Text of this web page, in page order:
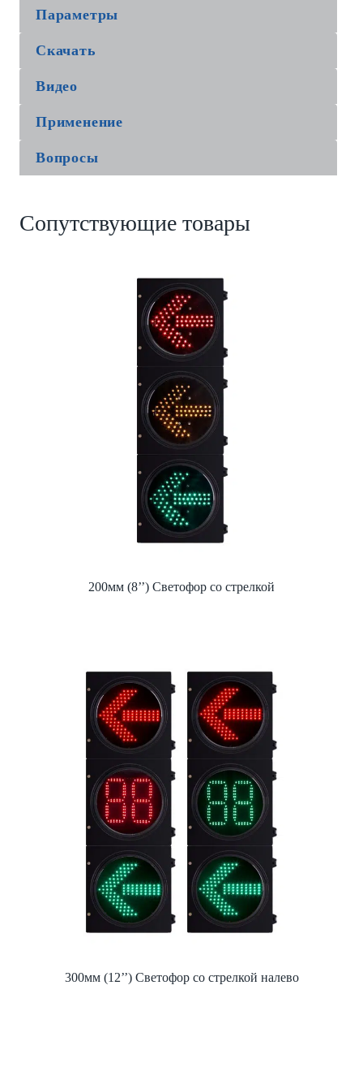
Параметры
Скачать
Видео
Применение
Вопросы
Сопутствующие товары
200мм (8’’) Светофор со стрелкой
300мм (12’’) Светофор со стрелкой налево